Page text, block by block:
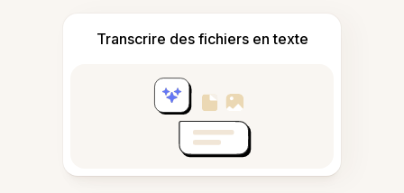
Transcrire des fichiers en texte